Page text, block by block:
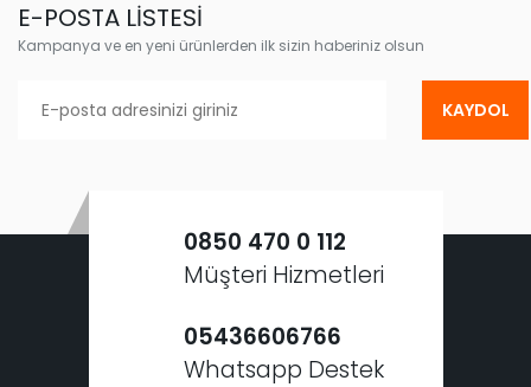
E-POSTA LİSTESİ
Kampanya ve en yeni ürünlerden ilk sizin haberiniz olsun
KAYDOL
0850 470 0 112
Müşteri Hizmetleri
05436606766
Whatsapp Destek